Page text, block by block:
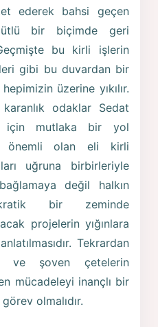
ederek bahsi geçen
bir biçimde geri
bu kirli işlerin
gibi bu duvardan bir
üzerine yıkılır.
odaklar Sedat
için mutlaka bir yol
önemli olan eli kirli
uğruna birbirleriyle
değil halkın
bir zeminde
projelerin yığınlara
Tekrardan
ve şoven çetelerin
mücadeleyi inançlı bir
olmalıdır.